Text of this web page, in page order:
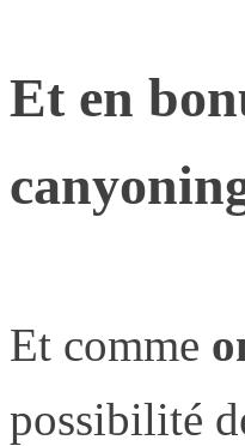
Et en
Et comme
possibilité